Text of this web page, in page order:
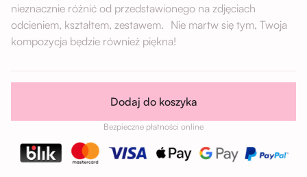
nieznacznie różnić od przedstawionego na zdjęciach
odcieniem, kształtem, zestawem. Nie martw się tym, Twoja
kompozycja będzie również piękna!
Dodaj do koszyka
Bezpieczne płatności online